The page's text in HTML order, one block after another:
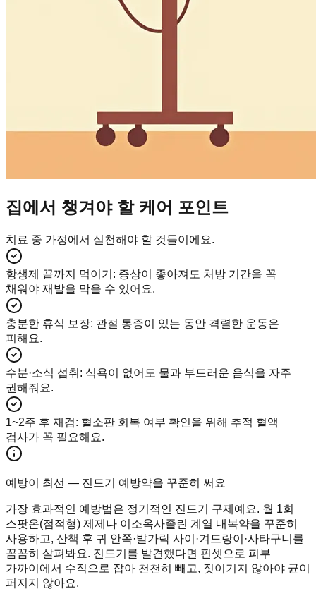
집에서 챙겨야 할 케어 포인트
치료 중 가정에서 실천해야 할 것들이에요.
항생제 끝까지 먹이기 : 증상이 좋아져도 처방 기간을 꼭
채워야 재발을 막을 수 있어요.
충분한 휴식 보장: 관절 통증이 있는 동안 격렬한 운동은
피해요.
수분·소식 섭취 : 식욕이 없어도 물과 부드러운 음식을 자주
권해줘요.
1~2주 후 재검: 혈소판 회복 여부 확인을 위해 추적 혈액
검사가 꼭 필요해요.
예방이 최선 — 진드기 예방약을 꾸준히 써요
가장 효과적인 예방법은 정기적인 진드기 구제예요. 월 1회
스팟온(점적형) 제제나 이소옥사졸린 계열 내복약을 꾸준히
사용하고, 산책 후 귀 안쪽·발가락 사이·겨드랑이·사타구니를
꼼꼼히 살펴봐요. 진드기를 발견했다면 핀셋으로 피부
가까이에서 수직으로 잡아 천천히 빼고, 짓이기지 않아야 균이
퍼지지 않아요.